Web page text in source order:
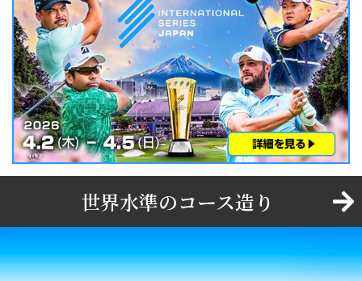
世界水準のコース造り